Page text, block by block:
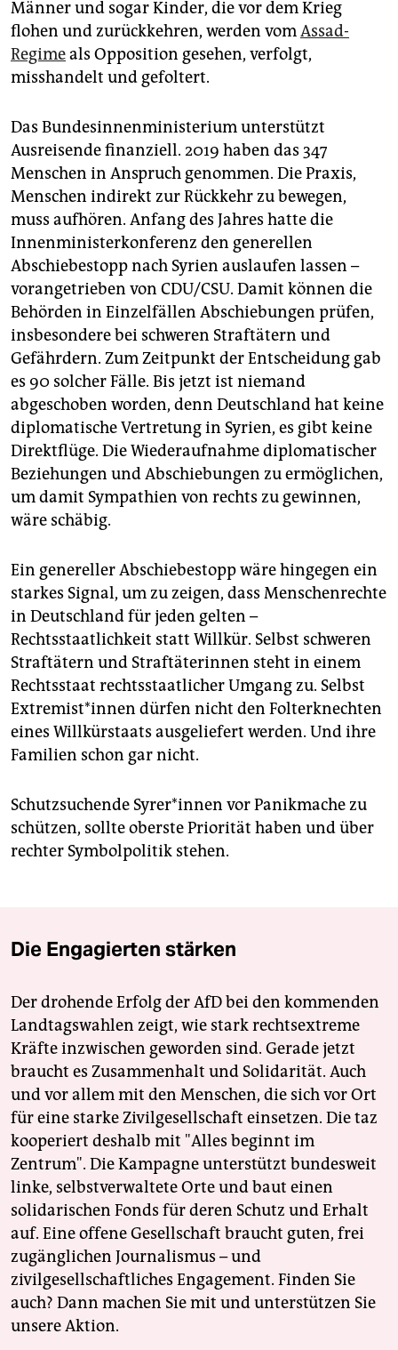
Männer und sogar Kinder, die vor dem Krieg
flohen und zurückkehren, werden vomAssad-
Regimeals Opposition gesehen, verfolgt,
misshandelt und gefoltert.
Das Bundesinnenministerium unterstützt
Ausreisende finanziell. 2019 haben das 347
Menschen in Anspruch genommen. Die Praxis,
Menschen indirekt zur Rückkehr zu bewegen,
muss aufhören. Anfang des Jahres hatte die
Innenministerkonferenz den generellen
Abschiebestopp nach Syrien auslaufen lassen –
vorangetrieben von CDU/CSU. Damit können die
Behörden in Einzelfällen Abschiebungen prüfen,
insbesondere bei schweren Straftätern und
Gefährdern. Zum Zeitpunkt der Entscheidung gab
es 90 solcher Fälle. Bis jetzt ist niemand
abgeschoben worden, denn Deutschland hat keine
diplomatische Vertretung in Syrien, es gibt keine
Direktflüge. Die Wiederaufnahme diplomatischer
Beziehungen und Abschiebungen zu ermöglichen,
um damit Sympathien von rechts zu gewinnen,
wäre schäbig.
Ein genereller Abschiebestopp wäre hingegen ein
starkes Signal, um zu zeigen, dass Menschenrechte
in Deutschland für jeden gelten –
Rechtsstaatlichkeit statt Willkür. Selbst schweren
Straftätern und Straftäterinnen steht in einem
Rechtsstaat rechtsstaatlicher Umgang zu. Selbst
Ex­tre­mis­t*in­nen dürfen nicht den Folterknechten
eines Willkürstaats ausgeliefert werden. Und ihre
Familien schon gar nicht.
Schutzsuchende Sy­re­r*in­nen vor Panikmache zu
schützen, sollte oberste Priorität haben und über
rechter Symbolpolitik stehen.
Die Engagierten stärken
Der drohende Erfolg der AfD bei den kommenden
Landtagswahlen zeigt, wie stark rechtsextreme
Kräfte inzwischen geworden sind. Gerade jetzt
braucht es Zusammenhalt und Solidarität. Auch
und vor allem mit den Menschen, die sich vor Ort
für eine starke Zivilgesellschaft einsetzen. Die taz
kooperiert deshalb mit "Alles beginnt im
Zentrum". Die Kampagne unterstützt bundesweit
linke, selbstverwaltete Orte und baut einen
solidarischen Fonds für deren Schutz und Erhalt
auf. Eine offene Gesellschaft braucht guten, frei
zugänglichen Journalismus – und
zivilgesellschaftliches Engagement. Finden Sie
auch? Dann machen Sie mit und unterstützen Sie
unsere Aktion.